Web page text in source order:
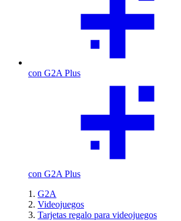
con G2A Plus
con G2A Plus
G2A
Videojuegos
Tarjetas regalo para videojuegos